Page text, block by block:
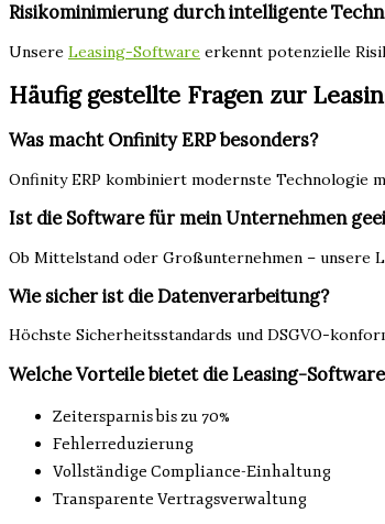
Risikominimierung durch intelligente
Unsere Leasing-Software erkennt potenzielle
Häufig gestellte Fragen zur
Was macht Onfinity ERP besonders?
Onfinity ERP kombiniert modernste Technologie
Ist die Software für mein Unternehmen
Ob Mittelstand oder Großunternehmen – unsere
Wie sicher ist die Datenverarbeitung?
Höchste Sicherheitsstandards und DSGVO-
Welche Vorteile bietet die Leasing-
Zeitersparnis bis zu 70%
Fehlerreduzierung
Vollständige Compliance-Einhaltung
Transparente Vertragsverwaltung